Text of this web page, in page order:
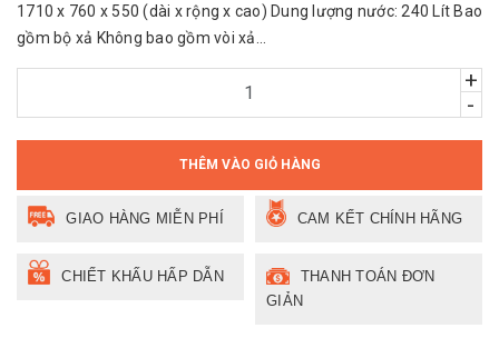
1710 x 760 x 550 (dài x rộng x cao) Dung lượng nước: 240 Lít Bao
gồm bộ xả Không bao gồm vòi xả...
+
-
THÊM VÀO GIỎ HÀNG
GIAO HÀNG MIỄN PHÍ CAM KẾT CHÍNH HÃNG
CHIẾT KHẤU HẤP DẪN
THANH TOÁN ĐƠN
GIẢN